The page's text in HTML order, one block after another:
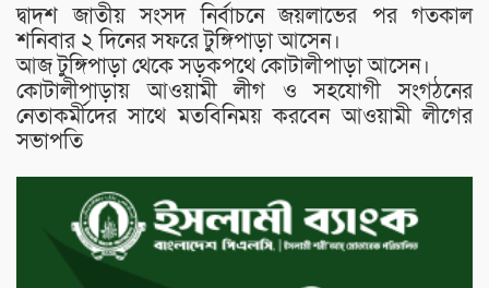
দ্বাদশ জাতীয় সংসদ নির্বাচনে জয়লাভের পর গতকাল
শনিবার ২ দিনের সফরে টুঙ্গিপাড়া আসেন।
আজ টুঙ্গিপাড়া থেকে সড়কপথে কোটালীপাড়া আসেন।
কোটালীপাড়ায় আওয়ামী লীগ ও সহযোগী সংগঠনের
নেতাকর্মীদের সাথে মতবিনিময় করবেন আওয়ামী লীগের
সভাপতি